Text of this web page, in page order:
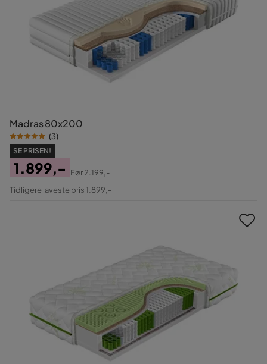
Madras 80x200
(3)
SE PRISEN!
Pris
1.899,-
Original
Før2.199,-
Tidligere laveste pris 1.899,-